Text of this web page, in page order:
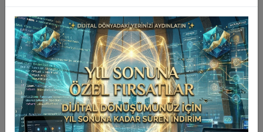
+1 Yıl Teknik Destek Paketi
₺12.500 Ürünü İncele